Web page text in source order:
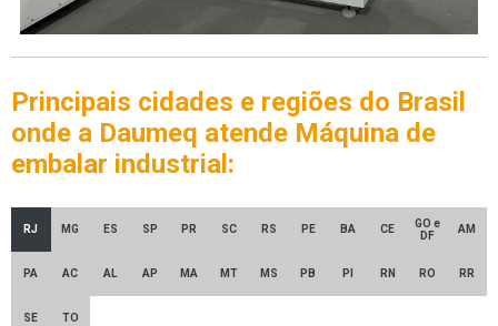
Principais cidades e regiões do Brasil
onde a Daumeq atende Máquina de
embalar industrial:
RJ MG ES SP PR SC RS PE BA CE
GO e
DF
AM
PA AC AL AP MA MT MS PB PI RN RO RR
SE TO